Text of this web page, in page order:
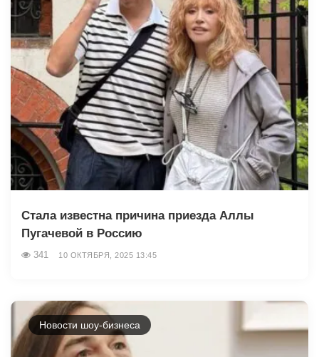
Стала известна причина приезда Аллы
Пугачевой в Россию
341 10 ОКТЯБРЯ, 2025 13:45
Новости шоу-бизнеса